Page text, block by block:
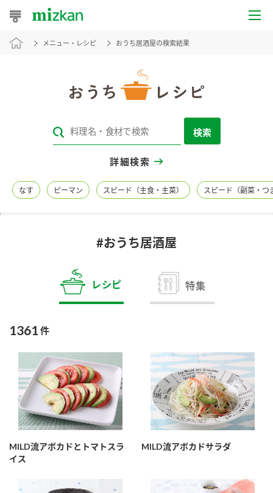
おうちレシピ
レシピカテゴリ一覧
レシピ名特集
商品カテゴリ
お酢ドリンク ぽん酢
みりん風・料理酒 鍋用調味料
ブランド・スペシャルサイト
ブランド・スペシャルサイト トップ
商品ブランドサイト
カンタン酢
企業情報
国内事業概要
ミツカングループについて
メニュー・レシピ おうち居酒屋の検索結果
検索
詳細検索
なす ピーマン スピード（主食・主菜） スピード（副菜・つ
#おうち居酒屋
レシピ 特集
1361 件
MILD流アボカドとトマトスラ
イス
MILD流アボカドサラダ